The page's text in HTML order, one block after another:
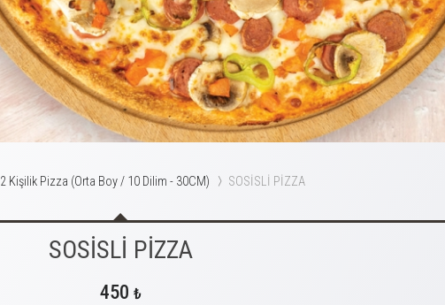
2 Kişilik Pizza (Orta Boy / 10 Dilim - 30CM) SOSİSLİ PİZZA
SOSİSLİ PİZZA
450 ₺